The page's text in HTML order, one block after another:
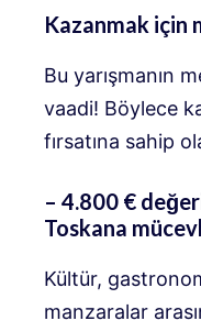
Kazanmak için
Bu yarışmanın
vaadi! Böylece
fırsatına sahip
– 4.800 €
Toskana
Kültür,
manzaralar